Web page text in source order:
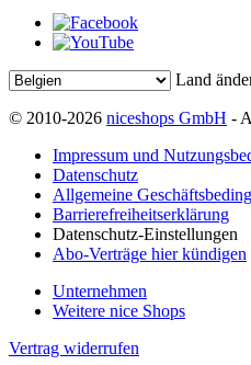
Land
© 2010-2026 niceshops GmbH -
Impressum und
Datenschutz
Allgemeine
Barrierefreiheitserklärung
Datenschutz-Einstellungen
Abo-Verträge hier kündigen
Unternehmen
Weitere nice Shops
Vertrag widerrufen